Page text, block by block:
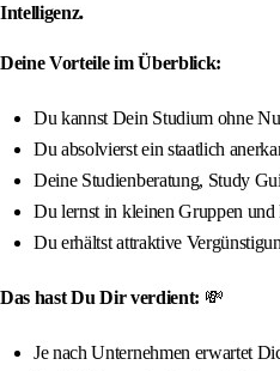
Intelligenz.
Deine Vorteile im Überblick:
Du kannst Dein Studium ohne
Du absolvierst ein staatlich
Deine Studienberatung, Study
Du lernst in kleinen Gruppen
Du erhältst attraktive
Das hast Du Dir verdient: 💸
Je nach Unternehmen erwartet